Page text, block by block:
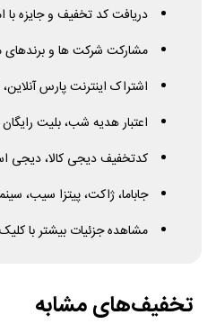
دریافت کد تخفیف و جایزه
مشارکت شرکت ها و برندهای
اشتراک اینترنت پارس آنلاین،
اعتبار هدیه شب، بلیت
کدتخفیف دیجی کالا، دیجی
جاباما، ژاکت، پیتزا سیب،
مشاهده جزئیات بیشتر با
تخفیف‌های مشابه